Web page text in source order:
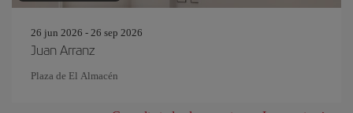
26 jun 2026 - 26 sep 2026
Juan Arranz
Plaza de El Almacén